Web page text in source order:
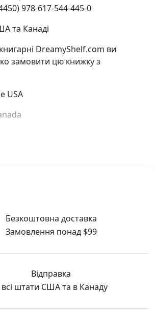
978-617-544-445-0
та Канаді
DreamyShelf.com ви
замовити цю книжку з
USA
Безкоштовна доставка
Замовлення понад $99
Відправка
штати США та в Канаду